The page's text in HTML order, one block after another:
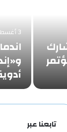
3 أغسطس، 2026
تابعنا عبر